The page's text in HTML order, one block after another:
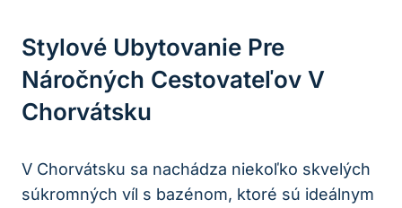
Stylové Ubytovanie Pre
Náročných Cestovateľov V
Chorvátsku
V Chorvátsku⁤ sa nachádza niekoľko skvelých
súkromných víl s bazénom, ktoré sú ⁣ideálnym